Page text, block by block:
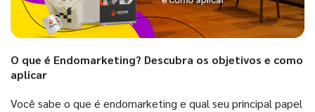
O que é Endomarketing? Descubra os objetivos e como
aplicar
Você sabe o que é endomarketing e qual seu principal papel